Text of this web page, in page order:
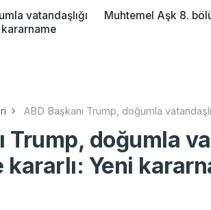
vatandaşlığı
Muhtemel Aşk 8.
ABD Başkanı Trump, doğumla
Trump, doğumla
Yeni